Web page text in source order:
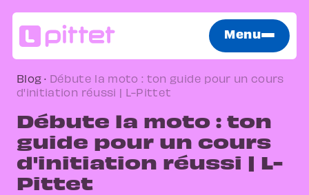
Menu
Blog · Débute la moto : ton guide pour un cours
d'initiation réussi | L-Pittet
Débute la moto : ton
guide pour un cours
d'initiation réussi | L-
Pittet